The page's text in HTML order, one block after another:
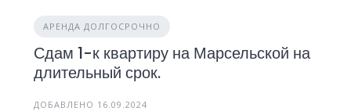
АРЕНДА ДОЛГОСРОЧНО
Сдам 1-к квартиру на Марсельской на
длительный срок.
ДОБАВЛЕНО 16.09.2024